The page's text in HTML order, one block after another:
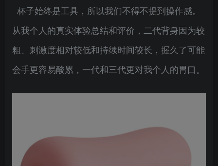
杯子始终是工具，所以我们不得不提到操作感。
从我个人的真实体验总结和评价，二代背身因为较
粗、刺激度相对较低和持续时间较长，握久了可能
会手更容易酸累，一代和三代更对我个人的胃口。